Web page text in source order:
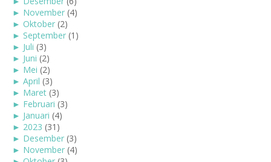
► November (4)
► Oktober (2)
► September (1)
► Juli (3)
► Juni (2)
► Mei (2)
► April (3)
► Maret (3)
► Februari (3)
► Januari (4)
► 2023 (31)
► Desember (3)
► November (4)